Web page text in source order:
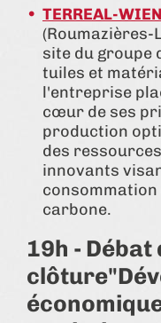
TERREAL-
site du groupe
tuiles et
l'entreprise
cœur de ses
production
des
innovants
carbone.
19h - Débat